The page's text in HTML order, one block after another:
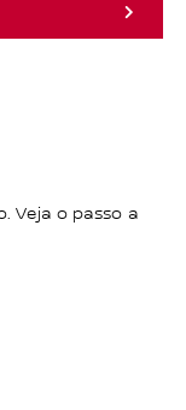
Veja o passo a